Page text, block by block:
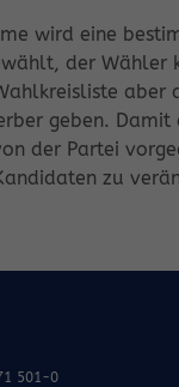
wird eine
der Wähler
aber
geben. Damit
der Partei
zu
501-0